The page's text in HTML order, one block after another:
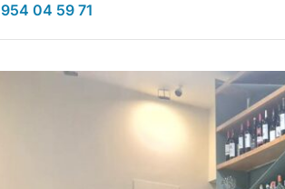
954 04 59 71